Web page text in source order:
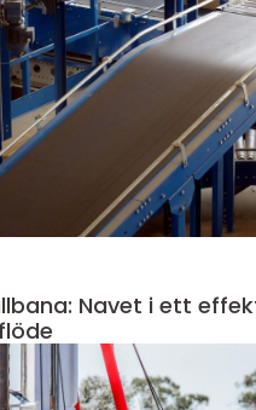
Navet i ett